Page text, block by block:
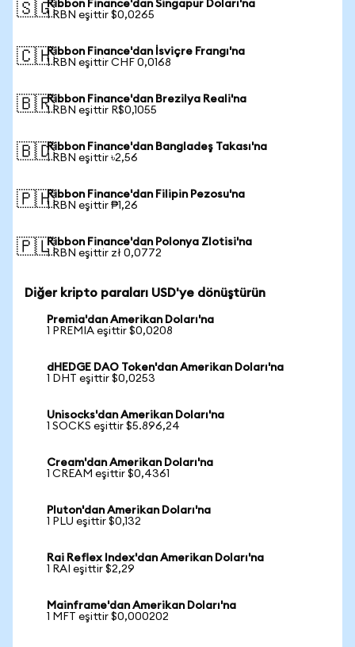
🇸🇬Ribbon Finance'dan Singapur Doları'na
1 RBN eşittir $0,0265
🇨🇭Ribbon Finance'dan İsviçre Frangı'na
1 RBN eşittir CHF 0,0168
🇧🇷Ribbon Finance'dan Brezilya Reali'na
1 RBN eşittir R$0,1055
🇧🇩Ribbon Finance'dan Bangladeş Takası'na
1 RBN eşittir ৳2,56
🇵🇭Ribbon Finance'dan Filipin Pezosu'na
1 RBN eşittir ₱1,26
🇵🇱Ribbon Finance'dan Polonya Zlotisi'na
1 RBN eşittir zł 0,0772
Diğer kripto paraları USD'ye dönüştürün
Premia'dan Amerikan Doları'na
1 PREMIA eşittir $0,0208
dHEDGE DAO Token'dan Amerikan Doları'na
1 DHT eşittir $0,0253
Unisocks'dan Amerikan Doları'na
1 SOCKS eşittir $5.896,24
Cream'dan Amerikan Doları'na
1 CREAM eşittir $0,4361
Pluton'dan Amerikan Doları'na
1 PLU eşittir $0,132
Rai Reflex Index'dan Amerikan Doları'na
1 RAI eşittir $2,29
Mainframe'dan Amerikan Doları'na
1 MFT eşittir $0,000202